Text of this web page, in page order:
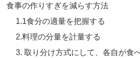
食事の作りすぎを減らす方法
1.1食分の適量を把握する
2.料理の分量を計量する
3. 取り分け方式にして、各自が食